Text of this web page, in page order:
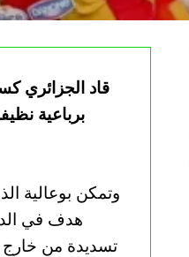
قاد الجزائري
وتمكن بوعالية
تسديدة من خارج